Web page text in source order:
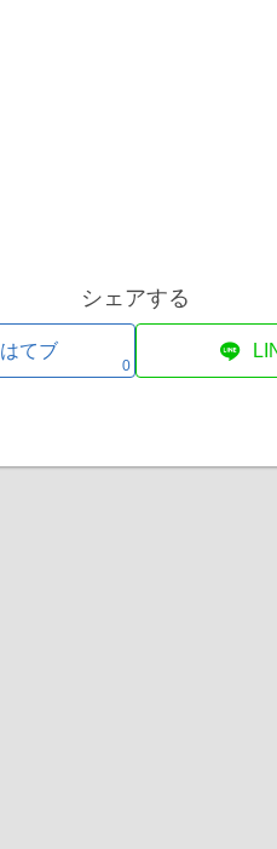
シェアする
はてブ
0